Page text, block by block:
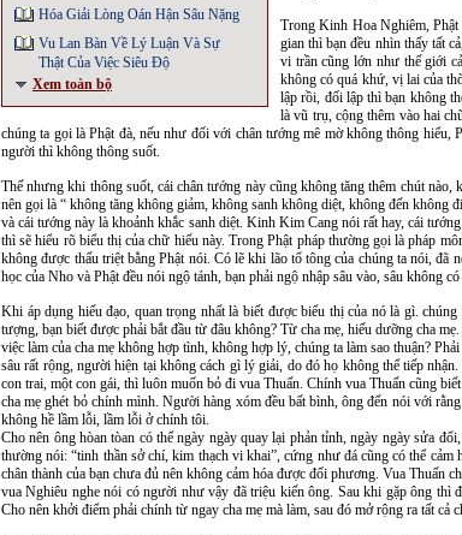
Hóa Giải Lòng Oán Hận Sâu Nặng
Vu Lan Bàn Về Lý Luận Và Sự
Thật Của Việc Siêu Độ
Xem toàn bộ
Trong Kinh Hoa Nghiêm,
gian thì bạn đều nhìn thấy tất
vi trần cũng lớn như thế giới
không có quá khứ, vị lai của
lập rồi, đối lập thì bạn không
là vũ trụ, cộng thêm vào hai
chúng ta gọi là Phật đà, nếu như đối với chân tướng mê mờ không thông
người thì không thông suốt.
Thế nhưng khi thông suốt, cái chân tướng này cũng không tăng thêm chút
nên gọi là “ không tăng không giảm, không sanh không diệt, không đến không
và cái tướng này là khoảnh khắc sanh diệt. Kinh Kim Cang nói rất hay, cái
thì sẽ hiểu rõ biểu thị của chữ hiếu này. Trong Phật pháp thường gọi là pháp
không được thấu triệt bằng Phật nói. Có lẽ khi lão tổ tông của chúng ta nói,
học của Nho và Phật đều nói ngộ tánh, bạn phải ngộ nhập sâu vào, sâu không
Khi áp dụng hiếu đạo, quan trọng nhất là biết được biểu thị của nó là gì.
tượng, bạn biết được phải bắt đầu từ đâu không? Từ cha mẹ, hiếu dưỡng cha
việc làm của cha mẹ không hợp tình, không hợp lý, chúng ta làm sao thuận?
sâu rất rộng, người hiện tại không cách gì lý giải, do đó họ không thể tiếp
con trai, một con gái, thì luôn muốn bỏ đi vua Thuấn. Chính vua Thuấn cũng
cha mẹ ghét bỏ chính mình. Người hàng xóm đều bất bình, ông đến nói với
không hề lầm lỗi, lầm lỗi ở chính tôi.
Cho nên ông hòan tòan có thể ngày ngày quay lại phản tỉnh, ngày ngày sửa
thường nói: “tinh thần sở chí, kim thạch vi khai”, cứng như đá cũng có thể
chân thành của bạn chưa đủ nên không cảm hóa được đối phương. Vua Thuấn
vua Nghiêu nghe nói có người như vậy đã triệu kiến ông. Sau khi gặp ông
Cho nên khởi điểm phải chính từ ngay cha mẹ mà làm, sau đó mở rộng ra tất cả